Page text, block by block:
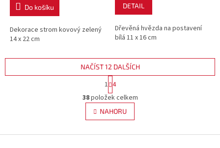
Do košíku
Dekorace strom kovový zelený
14 x 22 cm
DETAIL
Dřevěná hvězda na postavení
bílá 11 x 16 cm
O
v
l
á
NAČÍST 12 DALŠÍCH
t
r
á
n
k
v
1 4
38položek celkem
NAHORU